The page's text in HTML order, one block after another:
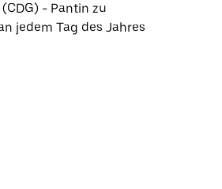
- Pantin zu
jedem Tag des Jahres